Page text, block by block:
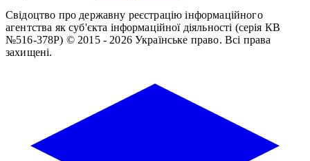
Свідоцтво про державну реєстрацію інформаційного
агентства як суб'єкта інформаційної діяльності (серія КВ
№516-378Р) © 2015 - 2026 Українське право. Всі права
захищені.